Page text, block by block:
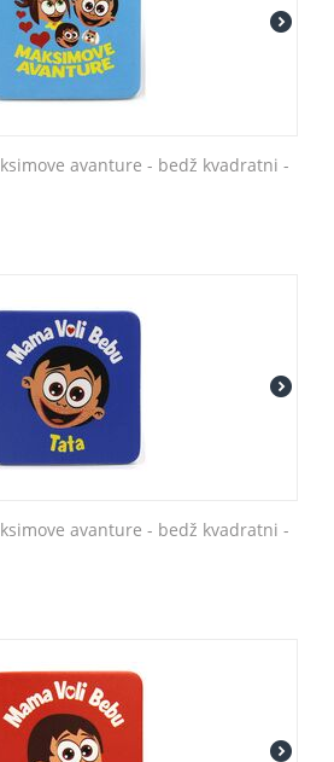
avanture - bedž kvadratni -
avanture - bedž kvadratni -